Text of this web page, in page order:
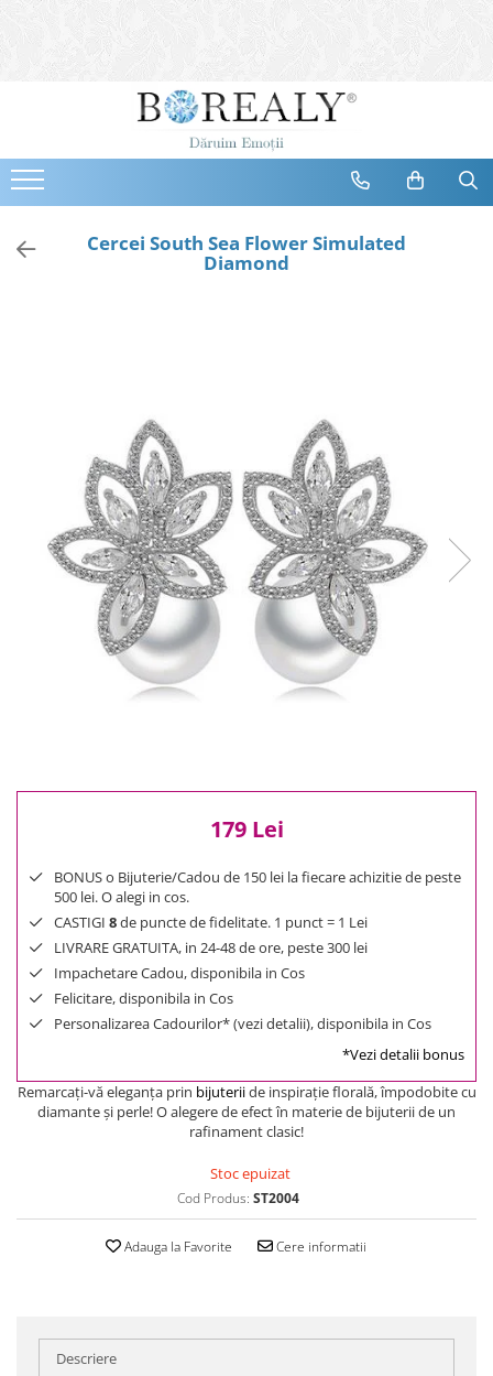
Bijuterii
Cercei
Bratari
Coliere
Bijuterii Mirese
Reduceri
Cele mai noi
Cele mai vandute
Cele mai votate
500 Lei - 1000 Lei
Cercei South Sea Flower Simulated
Diamond
179 Lei
BONUS o Bijuterie/Cadou de 150 lei la fiecare achizitie de peste
500 lei. O alegi in cos.
CASTIGI 8de puncte de fidelitate. 1 punct = 1 Lei
LIVRARE GRATUITA, in 24-48 de ore, peste 300 lei
Impachetare Cadou, disponibila in Cos
Felicitare, disponibila in Cos
Personalizarea Cadourilor* (vezi detalii), disponibila in Cos
*Vezi detalii bonus
Remarcaţi-vă eleganţa prin bijuteriide inspiraţie florală, împodobite cu
diamante şi perle! O alegere de efect în materie de bijuterii de un
rafinament clasic!
Stoc epuizat
Cod Produs: ST2004
Adauga la Favorite Cere informatii
Descriere